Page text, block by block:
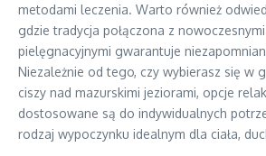
metodami leczenia. Warto również
gdzie tradycja połączona z
pielęgnacyjnymi gwarantuje
Niezależnie od tego, czy wybierasz się w
ciszy nad mazurskimi jeziorami, opcje
dostosowane są do indywidualnych
rodzaj wypoczynku idealnym dla ciała,